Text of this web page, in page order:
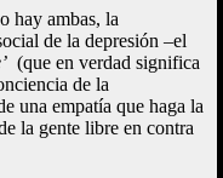
hay ambas, la
de la depresión –el
(que en verdad significa
de la
una empatía que haga la
la gente libre en contra